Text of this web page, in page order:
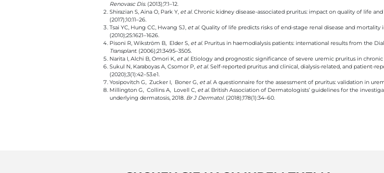
Renovasc Dis. (2013);7:1–12.
Shirazian S, Aina O, Park Y, et al. Chronic kidney disease-associated pruritus: impact on quality of life
(2017);10:11–26.
Tsai YC, Hung CC, Hwang SJ, et al. Quality of life predicts risks of end-stage renal disease and
(2010);25:1621–1626.
Pisoni R, Wikström B, Elder S, et al. Pruritus in haemodialysis patients: international results from the
Transplant. (2006);21:3495–3505.
Narita I, Alchi B, Omori K, et al. Etiology and prognostic significance of severe uremic pruritus in
Sukul N, Karaboyas A, Csomor P, et al. Self-reported pruritus and clinical, dialysis-related, and patient-
(2020);3(1):42–53.e1.
Yosipovitch G, Zucker I, Boner G, et al. A questionnaire for the assessment of pruritus: validation in
Millington G, Collins A, Lovell C, et al. British Association of Dermatologists’ guidelines for the
underlying dermatosis, 2018. Br J Dermatol. (2018);178(1):34–60.